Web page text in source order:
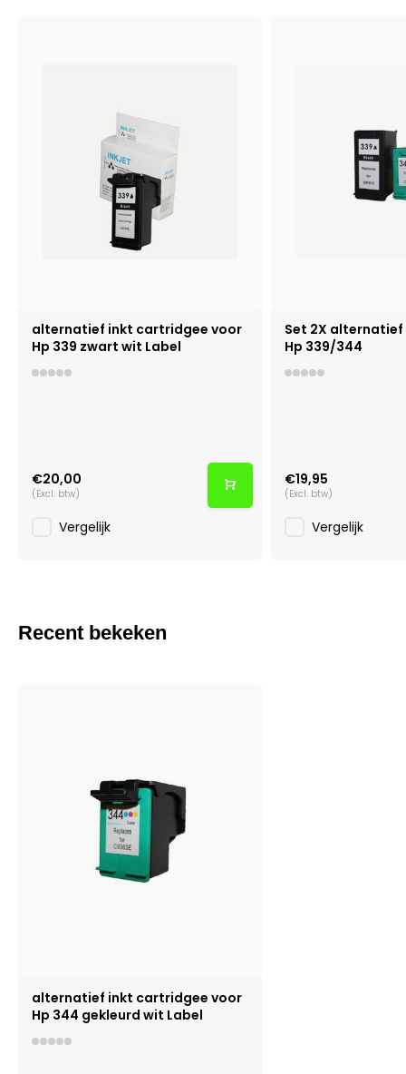
alternatief inkt cartridgee voor
Hp 339 zwart wit Label
€20,00
(Excl. btw)
Vergelijk
Set 2X
Hp 339/344
€19,95
(Excl. btw)
Vergelijk
Recent bekeken
alternatief inkt cartridgee voor
Hp 344 gekleurd wit Label